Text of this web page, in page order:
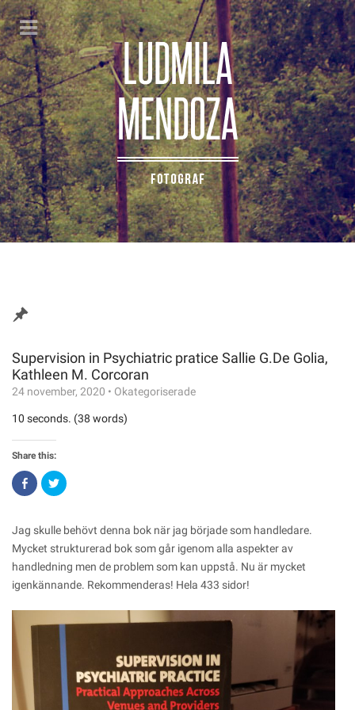
Supervision in Psychiatric pratice Sallie G.De Golia,
Kathleen M. Corcoran
24 november, 2020 • Okategoriserade
10 seconds. (38 words)
Share this:
Click
to
share
(Opens
in
new
Click
to
(Opens
in
new
Jag skulle behövt denna bok när jag började som handledare.
Mycket strukturerad bok som går igenom alla aspekter av
handledning men de problem som kan uppstå. Nu är mycket
igenkännande. Rekommenderas! Hela 433 sidor!